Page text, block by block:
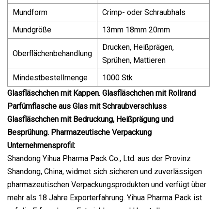
Mundform
Crimp- oder Schraubhals
Mundgröße
13mm 18mm 20mm
Oberflächenbehandlung
Drucken, Heißprägen,
Sprühen, Mattieren
Mindestbestellmenge
1000 Stk
Glasfläschchen mit Kappen. Glasfläschchen mit Rollrand
Parfümflasche aus Glas mit Schraubverschluss
Glasfläschchen mit Bedruckung, Heißprägung und
Besprühung. Pharmazeutische Verpackung
Unternehmensprofil:
Shandong Yihua Pharma Pack Co., Ltd. aus der Provinz
Shandong, China, widmet sich sicheren und zuverlässigen
pharmazeutischen Verpackungsprodukten und verfügt über
mehr als 18 Jahre Exporterfahrung. Yihua Pharma Pack ist